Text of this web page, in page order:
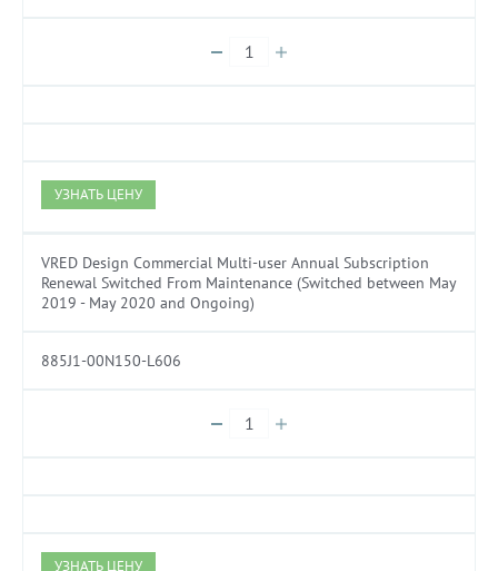
УЗНАТЬ ЦЕНУ
VRED Design Commercial Multi-user Annual Subscription
Renewal Switched From Maintenance (Switched between May
2019 - May 2020 and Ongoing)
885J1-00N150-L606
УЗНАТЬ ЦЕНУ